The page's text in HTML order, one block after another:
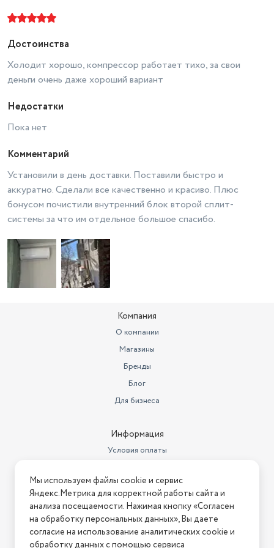
Wi-Fi
нет
Экосистема Умного дома
Таймер включения/отключения
Класс энергопотребления
Вес товара в упаковке, (кг)
39
UV-лампа ( антибактериальная)
нет
Тип внутреннего блока
настенный
Габариты упаковки WB
Длина товара в упаковке, в
Высота товара в упаковке, в
0.54
257.013
3 года
Работает с Алисой
нет
Бренд
Бирюса
Цвет товара
белый
Достоинства
Холодит хорошо, компрессор работает тихо, за свои
деньги очень даже хороший вариант
Недостатки
Пока нет
Комментарий
Установили в день доставки. Поставили быстро и
аккуратно. Сделали все качественно и красиво. Плюс
бонусом почистили внутренний блок второй сплит-
системы за что им отдельное большое спасибо.
Компания
О компании
Магазины
Бренды
Блог
Для бизнеса
Информация
Условия оплаты
Условия возврата
Нашли ошибку на сайте? Напишите нам
2026 © Интернет-магазин "АстМаркет". У нас есть всё!
Мы используем файлы cookie и сервис
Яндекс.Метрика для корректной работы сайта и
анализа посещаемости. Нажимая кнопку «Согласен
на обработку персональных данных», Вы даете
согласие на использование аналитических cookie и
обработку данных с помощью сервиса